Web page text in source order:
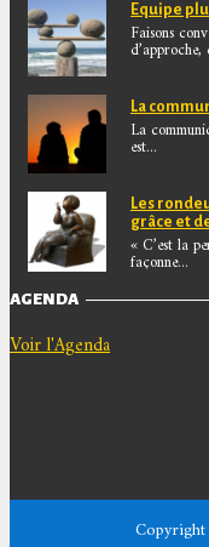
Equipe
Faisons
La
La
est...
Les
grâce et
« C’est la
façonne...
AGENDA
Voir l'Agenda